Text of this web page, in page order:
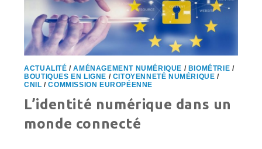
ACTUALITÉ /AMÉNAGEMENT NUMÉRIQUE / BIOMÉTRIE /
BOUTIQUES EN LIGNE / CITOYENNETÉ NUMÉRIQUE /
CNIL /COMMISSION EUROPÉENNE
L’identité numérique dans un
monde connecté